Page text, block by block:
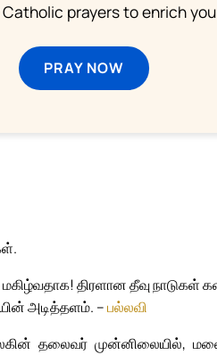
prayers to enrich
PRAY NOW
திரளான தீவு நாடுகள்
அடித்தளம். –பல்லவி
தலைவர் முன்னிலையில்,